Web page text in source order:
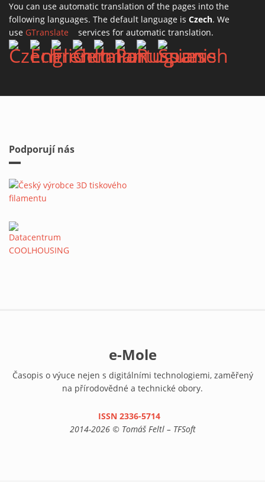
You can use automatic translation of the pages into the
following languages. The default language is Czech. We
use GTranslate (link is external)
services for automatic translation.
Podporují nás
e-Mole
Časopis o výuce nejen s digitálními technologiemi, zaměřený
na přírodovědné a technické obory.
ISSN 2336-5714(link is external)
2014-2026 © Tomáš Feltl – TFSoft